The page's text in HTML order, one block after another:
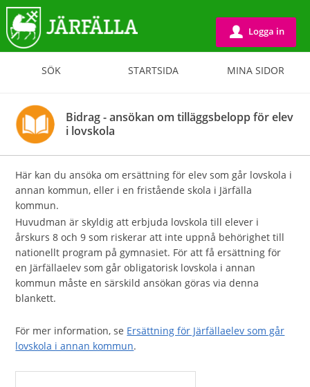
SÖK STARTSIDA MINA SIDOR
u Logga in
Bidrag - ansökan om tilläggsbelopp för elev
i lovskola
Här kan du ansöka om ersättning för elev som går lovskola i
annan kommun, eller i en fristående skola i Järfälla
kommun.
Huvudman är skyldig att erbjuda lovskola till elever i
årskurs 8 och 9 som riskerar att inte uppnå behörighet till
nationellt program på gymnasiet. För att få ersättning för
en Järfällaelev som går obligatorisk lov­skola i annan
kommun måste en särskild ansökan göras via denna
blankett.
För mer information, se Ersättning för Järfällaelev som går
lovskola i annan kommun.